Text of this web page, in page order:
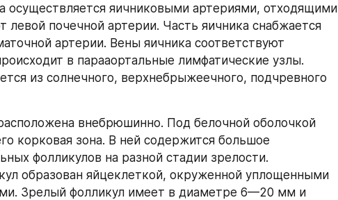
осуществляется яичниковыми артериями, отходящими
почечной артерии. Часть яичника снабжается
артерии. Вены яичника соответствуют
в парааортальные лимфатические узлы.
из солнечного, верхнебрыжеечного, подчревного
внебрюшинно. Под белочной оболочкой
корковая зона. В ней содержится большое
фолликулов на разной стадии зрелости.
образован яйцеклеткой, окруженной уплощенными
Зрелый фолликул имеет в диаметре 6—20 мм и